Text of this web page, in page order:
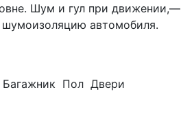
Шум и гул при
автомобиля.
Багажник Пол Двери